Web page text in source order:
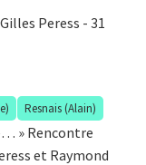
Gilles Peress - 31
Resnais (Alain)
» Rencontre
et Raymond